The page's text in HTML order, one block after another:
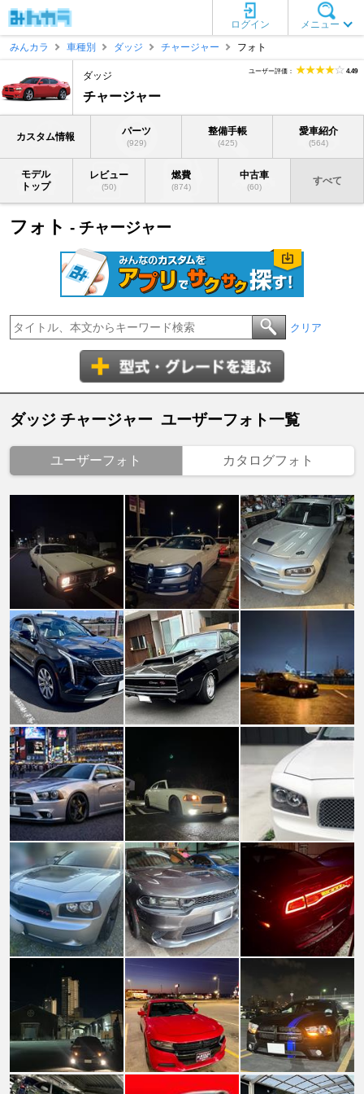
メニュー
ログイン
みんカラ
車種別 ダッジ チャージャー フォト
ダッジ
チャージャー
ユーザー評価： 4.49
カスタム情報 パーツ
(929)
整備手帳
(425)
愛車紹介
(564)
モデル
トップ
レビュー
(50)
燃費
(874)
中古車
(60)
すべて
フォト - チャージャー
クリア
ダッジ チャージャー ユーザーフォト一覧
ユーザーフォト カタログフォト